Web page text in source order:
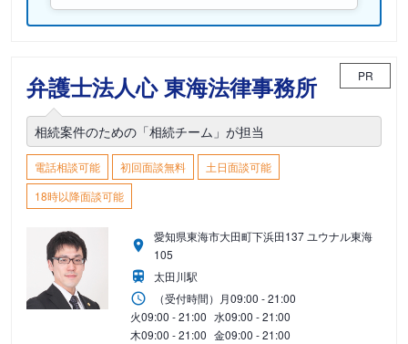
弁護士法人心 東海法律事務所 PR
相続案件のための「相続チーム」が担当
電話相談可能 初回面談無料
土日面談可能
18時以降面談可能
愛知県東海市大田町下浜田137 ユウナル東海
105
太田川駅
（受付時間） 月09:00 - 21:00
火09:00 - 21:00 水09:00 - 21:00
木09:00 - 21:00 金09:00 - 21:00